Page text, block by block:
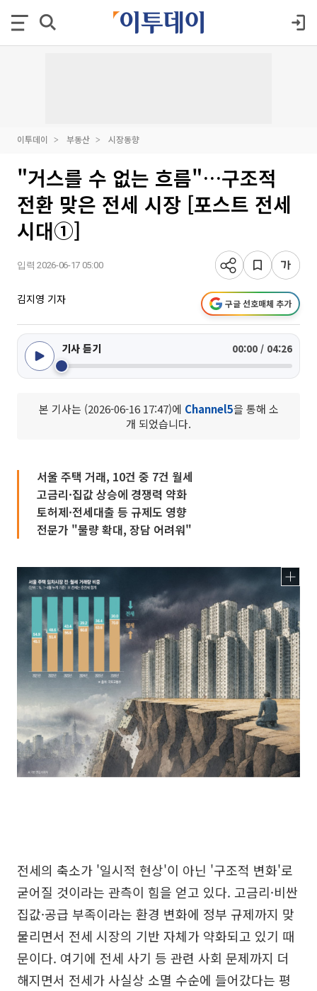
이투데이 부동산 시장동향
"거스를 수 없는 흐름"…구조적
전환 맞은 전세 시장 [포스트 전세
시대①]
입력 2026-06-17 05:00
김지영 기자 구글 선호매체 추가
기사 듣기 00:00 / 04:26
본 기사는 (2026-06-16 17:47)에 Channel5을 통해 소
개 되었습니다.
서울 주택 거래, 10건 중 7건 월세
고금리·집값 상승에 경쟁력 약화
토허제·전세대출 등 규제도 영향
전문가 "물량 확대, 장담 어려워"
전세의 축소가 '일시적 현상'이 아닌 '구조적 변화'로
굳어질 것이라는 관측이 힘을 얻고 있다. 고금리·비싼
집값·공급 부족이라는 환경 변화에 정부 규제까지 맞
물리면서 전세 시장의 기반 자체가 약화되고 있기 때
문이다. 여기에 전세 사기 등 관련 사회 문제까지 더
해지면서 전세가 사실상 소멸 수순에 들어갔다는 평